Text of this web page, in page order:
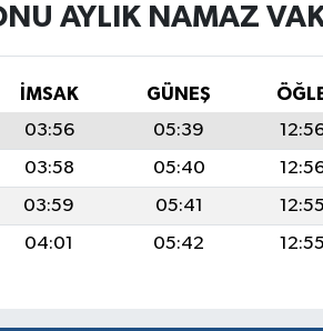
AYLIK NAMAZ
İMSAK GÜNEŞ
03:56 05:39
03:58 05:40
03:59 05:41 12:55
04:01 05:42 12:55